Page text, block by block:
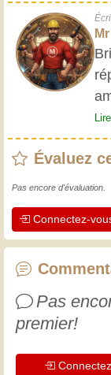
Évaluez
Pas encore d'évaluation.
Connectez-
Pas
premier!